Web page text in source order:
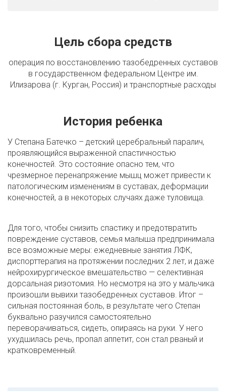
Цель сбора средств
операция по восстановлению тазобедренных суставов
в государственном федеральном Центре им.
Илизарова (г. Курган, Россия) и транспортные расходы
История ребенка
У Степана Батечко – детский церебральный паралич,
проявляющийся выраженной спастичностью
конечностей. Это состояние опасно тем, что
чрезмерное перенапряжение мышц может привести к
патологическим изменениям в суставах, деформации
конечностей, а в некоторых случаях даже туловища.
Для того, чтобы снизить спастику и предотвратить
повреждение суставов, семья малыша предпринимала
все возможные меры: ежедневные занятия ЛФК,
диспорттерапия на протяжении последних 2 лет, и даже
нейрохирургическое вмешательство — селективная
дорсальная ризотомия. Но несмотря на это у мальчика
произошли вывихи тазобедренных суставов. Итог –
сильная постоянная боль, в результате чего Степан
буквально разучился самостоятельно
переворачиваться, сидеть, опираясь на руки. У него
ухудшилась речь, пропал аппетит, сон стал рваный и
кратковременный.